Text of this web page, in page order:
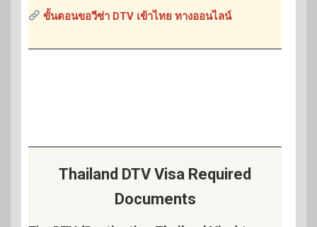
ขั้นตอนขอวีซ่า DTV เข้าไทย ทางออนไลน์
Thailand DTV Visa Required
Documents